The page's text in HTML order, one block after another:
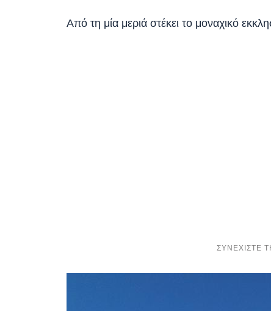
Από τη μία μεριά στέκει το μοναχικό